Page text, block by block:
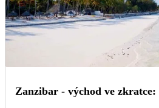
Zanzibar - východ ve zkratce: